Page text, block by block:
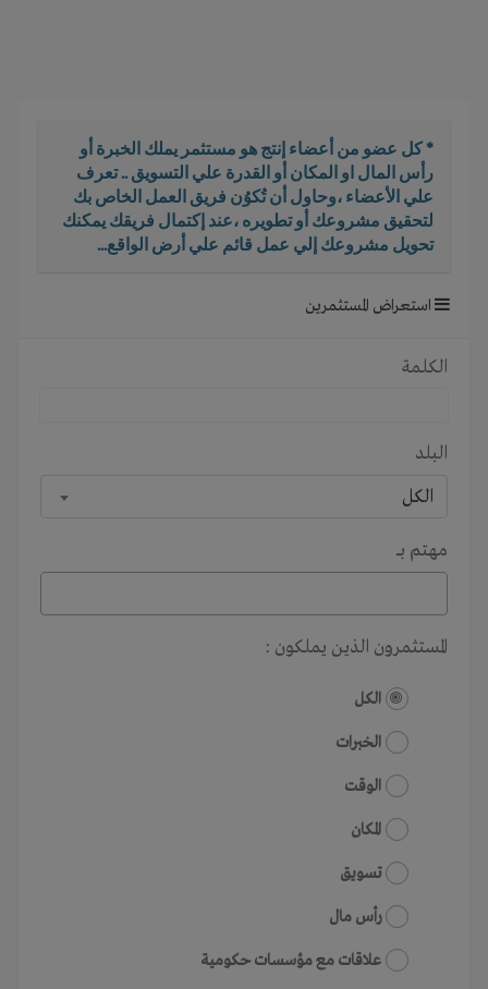
* كل عضو من أعضاء إنتج هو مستثمر يملك الخبرة أو
رأس المال او المكان أو القدرة علي التسويق .. تعرف
علي الأعضاء ،وحاول أن تُكوُن فريق العمل الخاص بك
لتحقيق مشروعك أو تطويره ،عند إكتمال فريقك يمكنك
تحويل مشروعك إلي عمل قائم علي أرض الواقع...
استعراض المستثمرين
الكلمة
البلد
الكل
مهتم بـــ
المستثمرون الذين يملكون :
الكل
الخبرات
الوقت
المكان
تسويق
رأس مال
علاقات مع مؤسسات حكومية